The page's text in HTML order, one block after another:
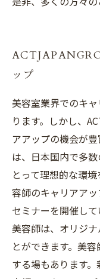
ップ
美容室業界でのキ
ります。しかし、
アアップの機会が豊
は、日本国内で多
とって理想的な環
容師のキャリアア
セミナーを開催して
美容師は、オリジ
とができます。美
する場もあります